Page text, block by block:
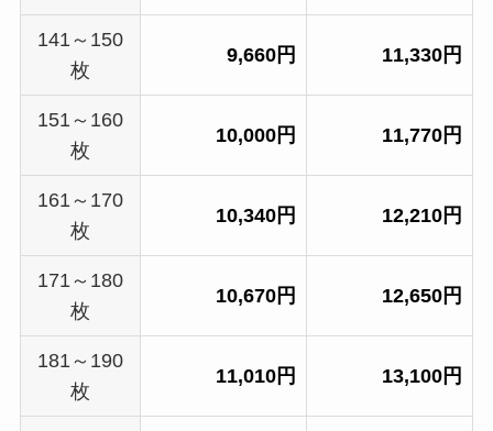
141～150
枚
9,660円 11,330円
151～160
枚
10,000円 11,770円
161～170
枚
10,340円 12,210円
171～180
枚
10,670円 12,650円
181～190
枚
11,010円 13,100円